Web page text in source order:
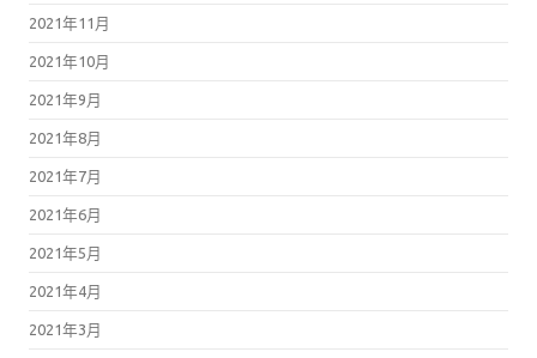
2021年11月
2021年10月
2021年9月
2021年8月
2021年7月
2021年6月
2021年5月
2021年4月
2021年3月